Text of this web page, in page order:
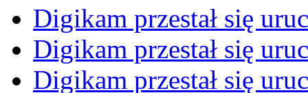
Digikam przestał się
Digikam przestał się
Digikam przestał się